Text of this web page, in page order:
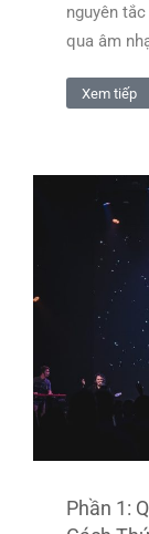
nguyên
qua âm
Xem tiếp
Phần 1: